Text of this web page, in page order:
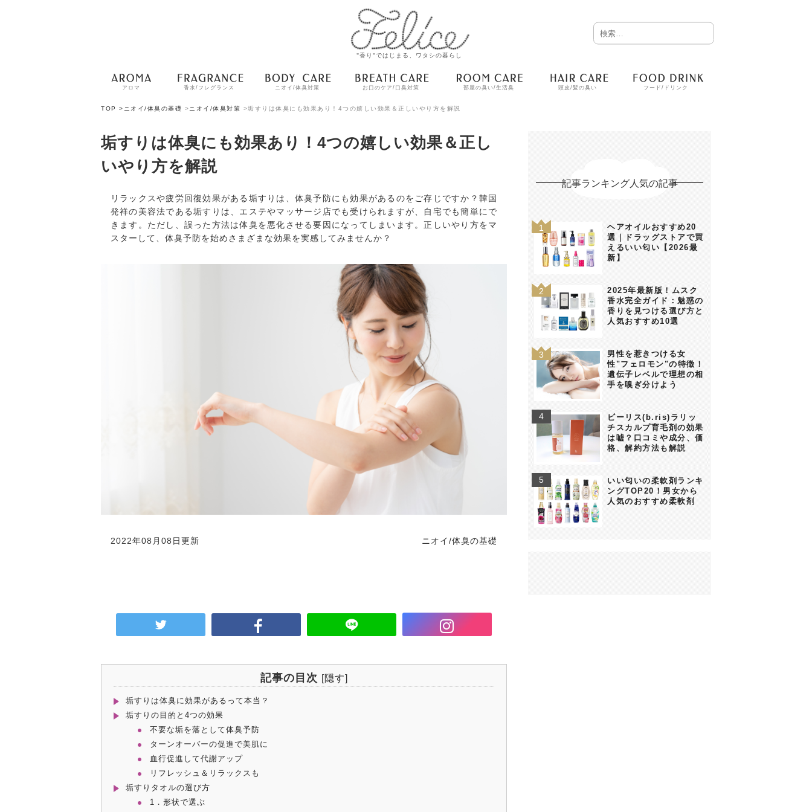
"香り"ではじまる、ワタシの暮らし
アロマ 香水/フレグランス ニオイ/体臭対策 お口のケア/口臭対策 部屋の臭い/生活臭 頭皮/髪の臭い フード/ドリンク
TOP > ニオイ/体臭の基礎 > ニオイ/体臭対策 >垢すりは体臭にも効果あり！4つの嬉しい効果＆正しいやり方を解説
垢すりは体臭にも効果あり！4つの嬉しい効果＆正し
いやり方を解説
リラックスや疲労回復効果がある垢すりは、体臭予防にも効果があるのをご存じですか？韓国
発祥の美容法である垢すりは、エステやマッサージ店でも受けられますが、自宅でも簡単にで
きます。ただし、誤った方法は体臭を悪化させる要因になってしまいます。正しいやり方をマ
スターして、体臭予防を始めさまざまな効果を実感してみませんか？
2022年08月08日更新 ニオイ/体臭の基礎
記事の目次 [隠す]
垢すりは体臭に効果があるって本当？
垢すりの目的と4つの効果
不要な垢を落として体臭予防
ターンオーバーの促進で美肌に
血行促進して代謝アップ
リフレッシュ＆リラックスも
垢すりタオルの選び方
1．形状で選ぶ
記事ランキング人気の記事
ヘアオイルおすすめ20
選｜ドラッグストアで買
えるいい匂い【2026最
新】
2025年最新版！ムスク
香水完全ガイド：魅惑の
香りを見つける選び方と
人気おすすめ10選
男性を惹きつける女
性"フェロモン"の特徴！
遺伝子レベルで理想の相
手を嗅ぎ分けよう
ビーリス(b.ris)ラリッ
チスカルプ育毛剤の効果
は嘘？口コミや成分、価
格、解約方法も解説
いい匂いの柔軟剤ランキ
ングTOP20！男女から
人気のおすすめ柔軟剤